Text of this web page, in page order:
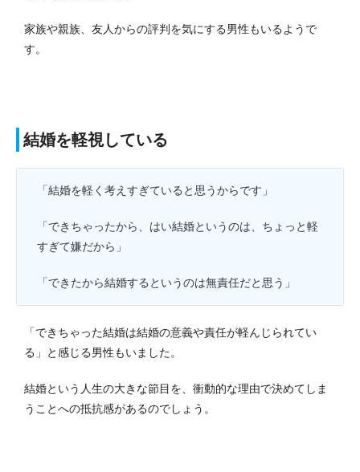
家族や親族、友人からの評判を気にする男性もいるようで
す。
結婚を軽視している
「結婚を軽く考えすぎていると思うからです」
「できちゃったから、はい結婚というのは、ちょっと軽
すぎて嫌だから」
「できたから結婚するというのは無責任だと思う」
「できちゃった結婚は結婚の意義や責任が軽んじられてい
る」と感じる男性もいました。
結婚という人生の大きな節目を、衝動的な理由で決めてしま
うことへの抵抗感があるのでしょう。